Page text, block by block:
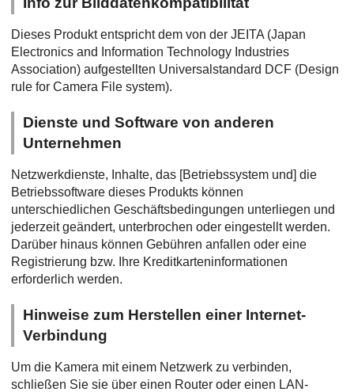
Dieses Produkt entspricht dem von der JEITA (Japan
Electronics and Information Technology Industries
Association) aufgestellten Universalstandard DCF (Design
rule for Camera File system).
Dienste und Software von anderen
Unternehmen
Netzwerkdienste, Inhalte, das [Betriebssystem und] die
Betriebssoftware dieses Produkts können
unterschiedlichen Geschäftsbedingungen unterliegen und
jederzeit geändert, unterbrochen oder eingestellt werden.
Darüber hinaus können Gebühren anfallen oder eine
Registrierung bzw. Ihre Kreditkarteninformationen
erforderlich werden.
Hinweise zum Herstellen einer Internet-
Verbindung
Um die Kamera mit einem Netzwerk zu verbinden,
schließen Sie sie über einen Router oder einen LAN-